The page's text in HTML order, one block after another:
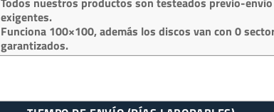
exigentes.
Funciona 100×100, además los discos van con 0
garantizados.